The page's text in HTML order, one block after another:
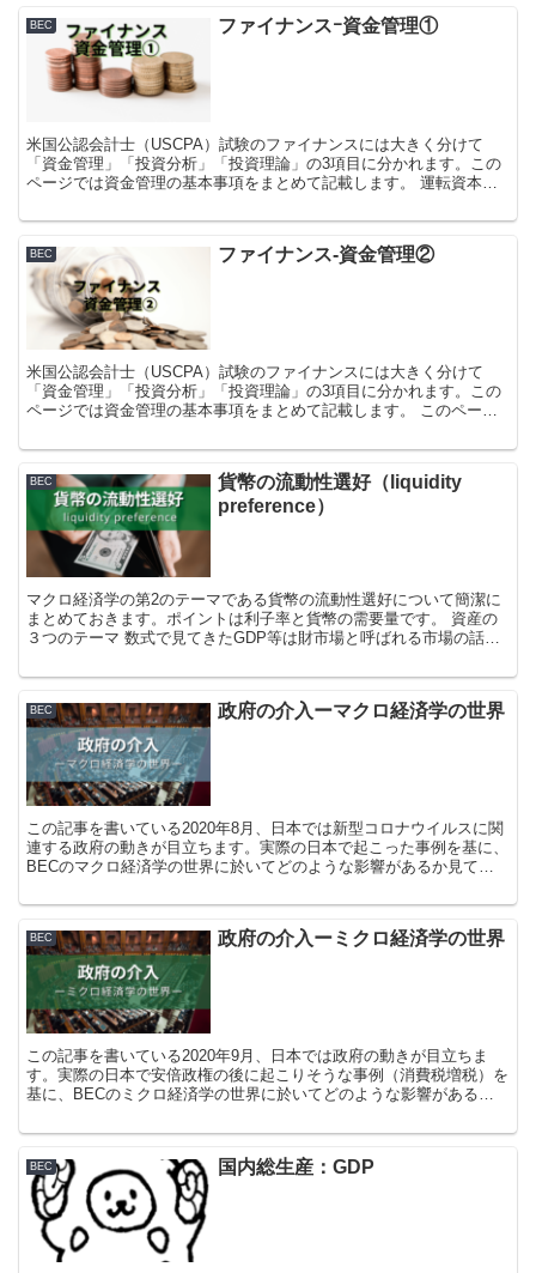
BEC ファイナンスｰ資金管理①
米国公認会計士（USCPA）試験のファイナンスには大きく分けて
「資金管理」「投資分析」「投資理論」の3項目に分かれます。この
ページでは資金管理の基本事項をまとめて記載します。 運転資本
BEC ファイナンス-資金管理②
米国公認会計士（USCPA）試験のファイナンスには大きく分けて
「資金管理」「投資分析」「投資理論」の3項目に分かれます。この
ページでは資金管理の基本事項をまとめて記載します。 このページ
BEC
貨幣の流動性選好（liquidity
preference）
マクロ経済学の第2のテーマである貨幣の流動性選好について簡潔に
まとめておきます。ポイントは利子率と貨幣の需要量です。 資産の
３つのテーマ 数式で見てきたGDP等は財市場と呼ばれる市場の話で
BEC 政府の介入ーマクロ経済学の世界
この記事を書いている2020年8月、日本では新型コロナウイルスに関
連する政府の動きが目立ちます。実際の日本で起こった事例を基に、
BECのマクロ経済学の世界に於いてどのような影響があるか見てい
BEC 政府の介入ーミクロ経済学の世界
この記事を書いている2020年9月、日本では政府の動きが目立ちま
す。実際の日本で安倍政権の後に起こりそうな事例（消費税増税）を
基に、BECのミクロ経済学の世界に於いてどのような影響があるか
BEC 国内総生産：GDP